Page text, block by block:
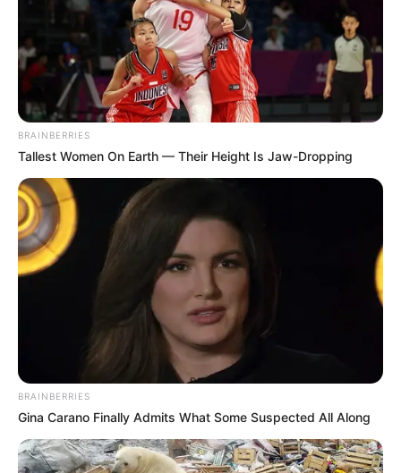
BRAINBERRIES
Tallest Women On Earth — Their Height Is Jaw-Dropping
BRAINBERRIES
Gina Carano Finally Admits What Some Suspected All Along